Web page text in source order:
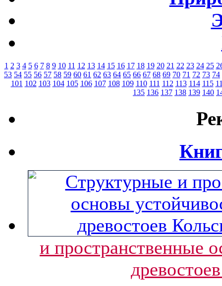
1 2 3 4 5 6 7 8 9 10 11 12 13 14 15 16 17 18 19 20 21 22 23 24 25
53 54 55 56 57 58 59 60 61 62 63 64 65 66 67 68 69 70 71 72 73 74
101 102 103 104 105 106 107 108 109 110 111 112 113 114 115
135 136 137 138 139 140
и пространственные